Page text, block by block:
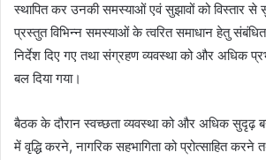
स्थापित कर उनकी समस्याओं एवं सुझावों को विस्तार से
प्रस्तुत विभिन्न समस्याओं के त्वरित समाधान हेतु
निर्देश दिए गए तथा संग्रहण व्यवस्था को और अधिक
बल दिया गया।
बैठक के दौरान स्वच्छता व्यवस्था को और अधिक सुदृढ़
में वृद्धि करने, नागरिक सहभागिता को प्रोत्साहित करने